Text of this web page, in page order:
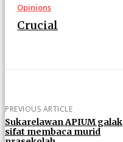
Opinions
Crucial
PREVIOUS ARTICLE
Sukarelawan APIUM galak
sifat membaca murid